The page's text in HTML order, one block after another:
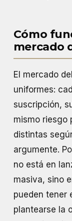
Cómo
mercado
El mercado
uniformes:
suscripción,
mismo riesgo
distintas
argumente.
no está en
masiva, sino
pueden tener
plantearse la